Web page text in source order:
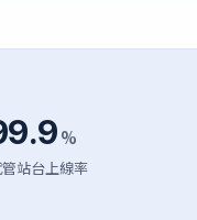
%
站台上線率